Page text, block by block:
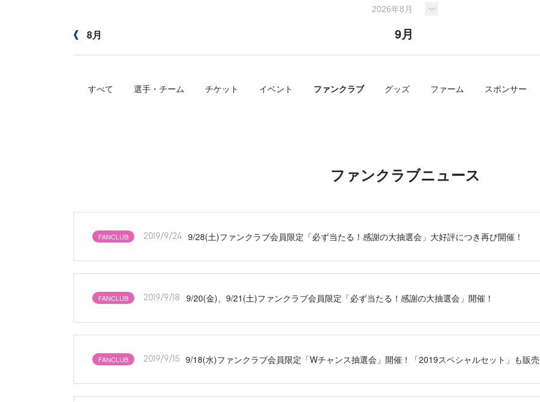
8月 9月
すべて 選手・チーム チケット イベント ファンクラブ グッズ ファーム スポンサー
ファンクラブニュース
FANCLUB 2019/9/24 9/28(土)ファンクラブ会員限定「必ず当たる！感謝の大抽選会」大好評につき再び開催！
FANCLUB 2019/9/18 9/20(金)、9/21(土)ファンクラブ会員限定「必ず当たる！感謝の大抽選会」開催！
FANCLUB 2019/9/15 9/18(水)ファンクラブ会員限定「Wチャンス抽選会」開催！「2019スペシャルセット」も販